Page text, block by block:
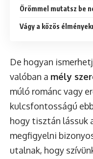
Örömmel mutatsz be
Vágy a közös
De hogyan
valóban a mély
múló románc vagy
kulcsfontosságú
hogy tisztán lássuk
megfigyelni
utalnak, hogy